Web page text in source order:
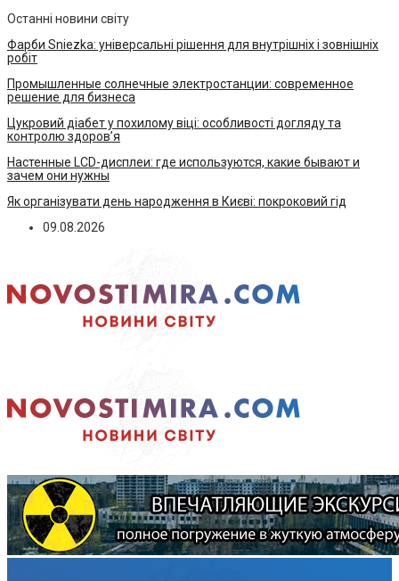
Останні новини світу
Фарби Sniezka: універсальні рішення для внутрішніх і зовнішніх
робіт
Промышленные солнечные электростанции: современное
решение для бизнеса
Цукровий діабет у похилому віці: особливості догляду та
контролю здоров’я
Настенные LCD-дисплеи: где используются, какие бывают и
зачем они нужны
Як організувати день народження в Києві: покроковий гід
09.08.2026